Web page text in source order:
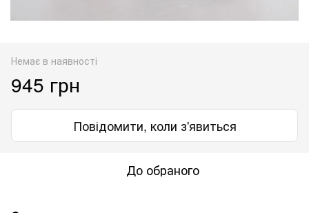
Немає в наявності
945 грн
Повідомити, коли з'явиться
До обраного